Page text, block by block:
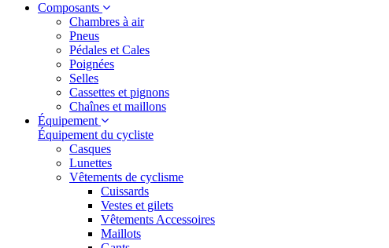
Composants
Chambres à air
Pneus
Pédales et Cales
Poignées
Selles
Cassettes et pignons
Chaînes et maillons
Équipement
Équipement du cycliste
Casques
Lunettes
Vêtements de cyclisme
Cuissards
Vestes et gilets
Vêtements Accessoires
Maillots